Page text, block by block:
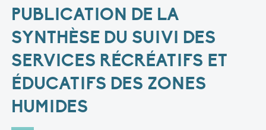
PUBLICATION DE LA
SYNTHÈSE DU SUIVI DES
SERVICES RÉCRÉATIFS ET
ÉDUCATIFS DES ZONES
HUMIDES